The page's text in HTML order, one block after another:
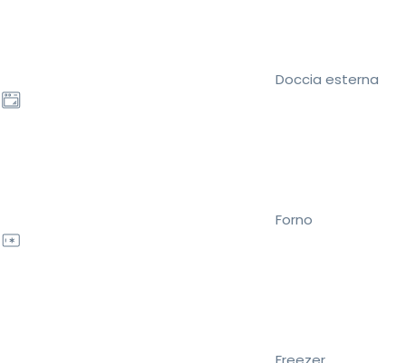
Doccia esterna
Forno